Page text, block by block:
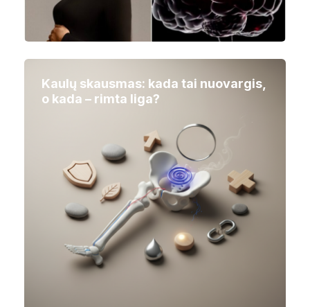
Kaulų skausmas: kada tai nuovargis,
o kada – rimta liga?